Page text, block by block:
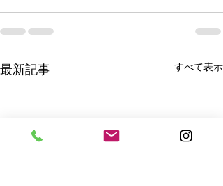
最新記事 すべて表示